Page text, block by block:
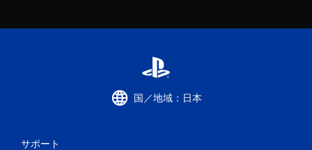
国／地域：日本
サポート